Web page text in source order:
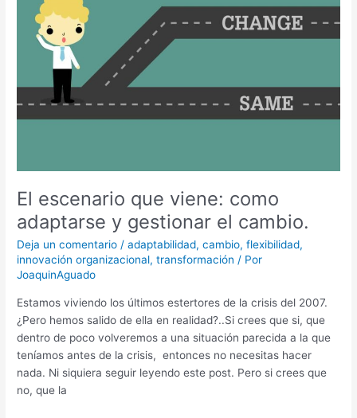
El escenario que viene: como
adaptarse y gestionar el cambio.
Deja un comentario /adaptabilidad,cambio,flexibilidad,
innovación organizacional,transformación / Por
JoaquinAguado
Estamos viviendo los últimos estertores de la crisis del 2007.
¿Pero hemos salido de ella en realidad?..Si crees que si, que
dentro de poco volveremos a una situación parecida a la que
teníamos antes de la crisis, entonces no necesitas hacer
nada. Ni siquiera seguir leyendo este post. Pero si crees que
no, que la
viene:
como
adaptarse
gestionar
el
cambio.